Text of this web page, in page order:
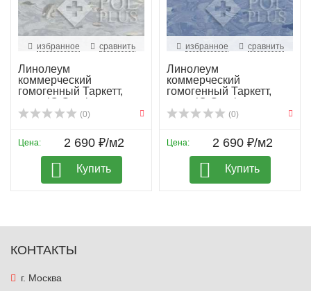
избранное сравнить
Линолеум
коммерческий
гомогенный Таркетт,
колл. iQ Granit...
(0)
Цена: 2 690 ₽/м2
Купить
избранное сравнить
Линолеум
коммерческий
гомогенный Таркетт,
колл. iQ Granit...
(0)
Цена: 2 690 ₽/м2
Купить
КОНТАКТЫ
г. Москва